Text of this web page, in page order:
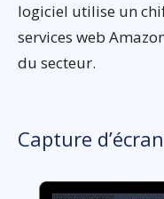
logiciel utilise un
services web
du secteur.
Capture